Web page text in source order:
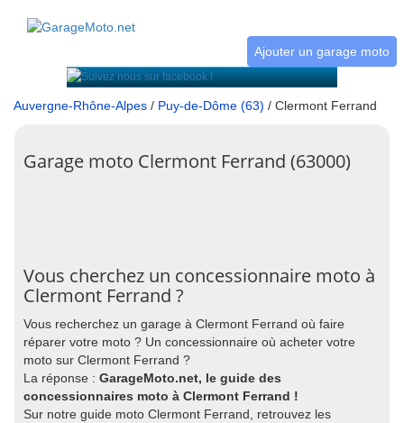
Ajouter un garage moto
Auvergne-Rhône-Alpes / Puy-de-Dôme (63) / Clermont Ferrand
Garage moto Clermont Ferrand (63000)
Vous cherchez un concessionnaire moto à
Clermont Ferrand ?
Vous recherchez un garage à Clermont Ferrand où faire
réparer votre moto ? Un concessionnaire où acheter votre
moto sur Clermont Ferrand ?
La réponse : GarageMoto.net, le guide des
concessionnaires moto à Clermont Ferrand !
Sur notre guide moto Clermont Ferrand, retrouvez les